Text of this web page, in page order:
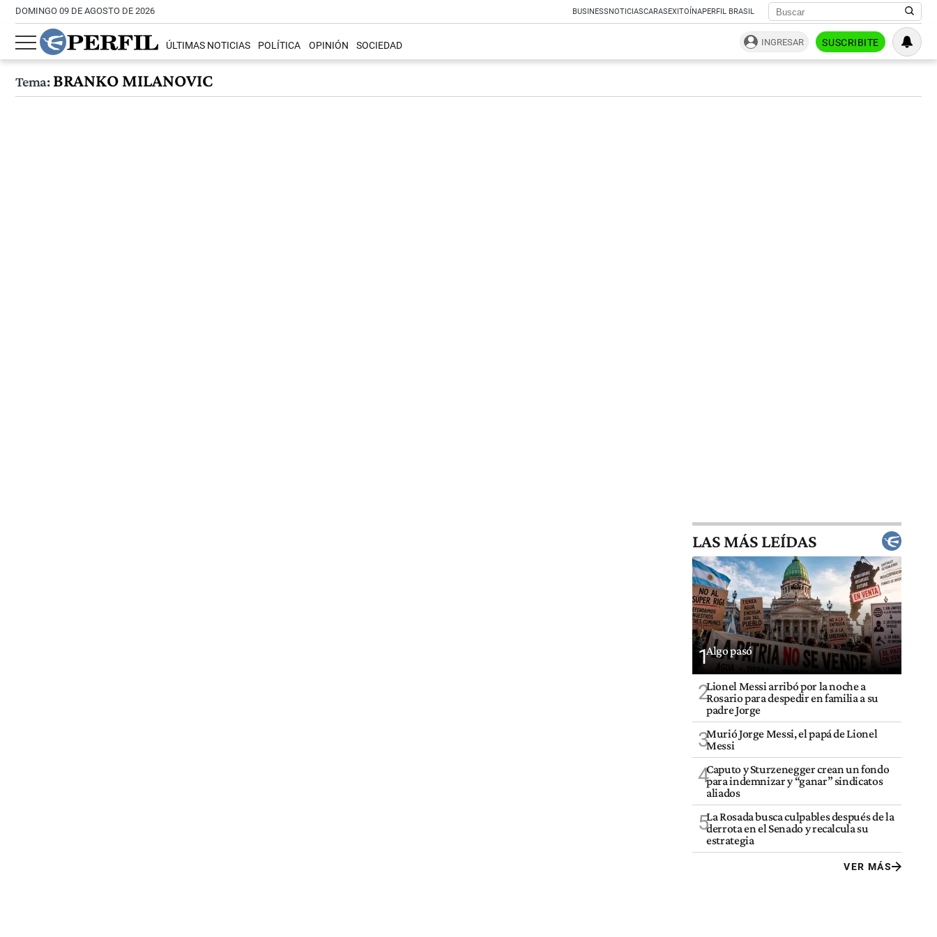
DOMINGO 09 DE AGOSTO DE 2026 BUSINESSNOTICIASCARASEXITOÍNAPERFIL BRASIL
ÚLTIMAS NOTICIAS POLÍTICA OPINIÓN SOCIEDAD INGRESAR SUSCRIBITE
Tema:BRANKO MILANOVIC
LAS MÁS LEÍDAS
1Algo pasó
2Lionel Messi arribó por la noche a
Rosario para despedir en familia a su
padre Jorge
3Murió Jorge Messi, el papá de Lionel
Messi
4Caputo y Sturzenegger crean un fondo
para indemnizar y “ganar” sindicatos
aliados
5La Rosada busca culpables después de la
derrota en el Senado y recalcula su
estrategia
VER MÁS